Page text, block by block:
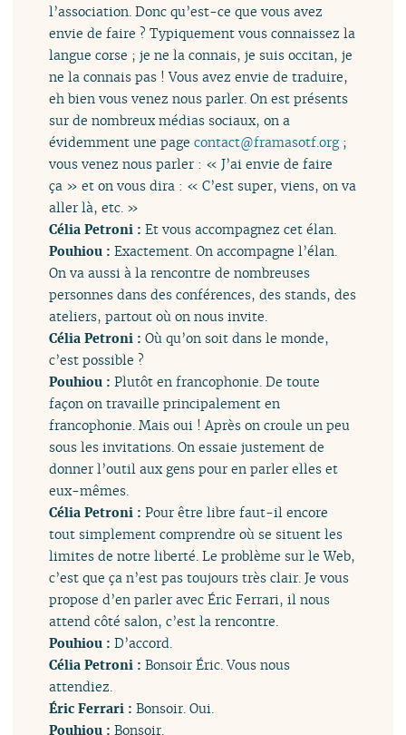
l’association. Donc qu’est-ce que vous avez
envie de faire ? Typiquement vous connaissez la
langue corse ; je ne la connais, je suis occitan, je
ne la connais pas ! Vous avez envie de traduire,
eh bien vous venez nous parler. On est présents
sur de nombreux médias sociaux, on a
évidemment une pagecontact@framasotf.org;
vous venez nous parler : « J’ai envie de faire
ça » et on vous dira : « C’est super, viens, on va
aller là, etc. »
Célia Petroni :Et vous accompagnez cet élan.
Pouhiou :Exactement. On accompagne l’élan.
On va aussi à la rencontre de nombreuses
personnes dans des conférences, des stands, des
ateliers, partout où on nous invite.
Célia Petroni :Où qu’on soit dans le monde,
c’est possible ?
Pouhiou :Plutôt en francophonie. De toute
façon on travaille principalement en
francophonie. Mais oui ! Après on croule un peu
sous les invitations. On essaie justement de
donner l’outil aux gens pour en parler elles et
eux-mêmes.
Célia Petroni :Pour être libre faut-il encore
tout simplement comprendre où se situent les
limites de notre liberté. Le problème sur le Web,
c’est que ça n’est pas toujours très clair. Je vous
propose d’en parler avec Éric Ferrari, il nous
attend côté salon, c’est la rencontre.
Pouhiou :D’accord.
Célia Petroni :Bonsoir Éric. Vous nous
attendiez.
Éric Ferrari :Bonsoir. Oui.
Pouhiou :Bonsoir.